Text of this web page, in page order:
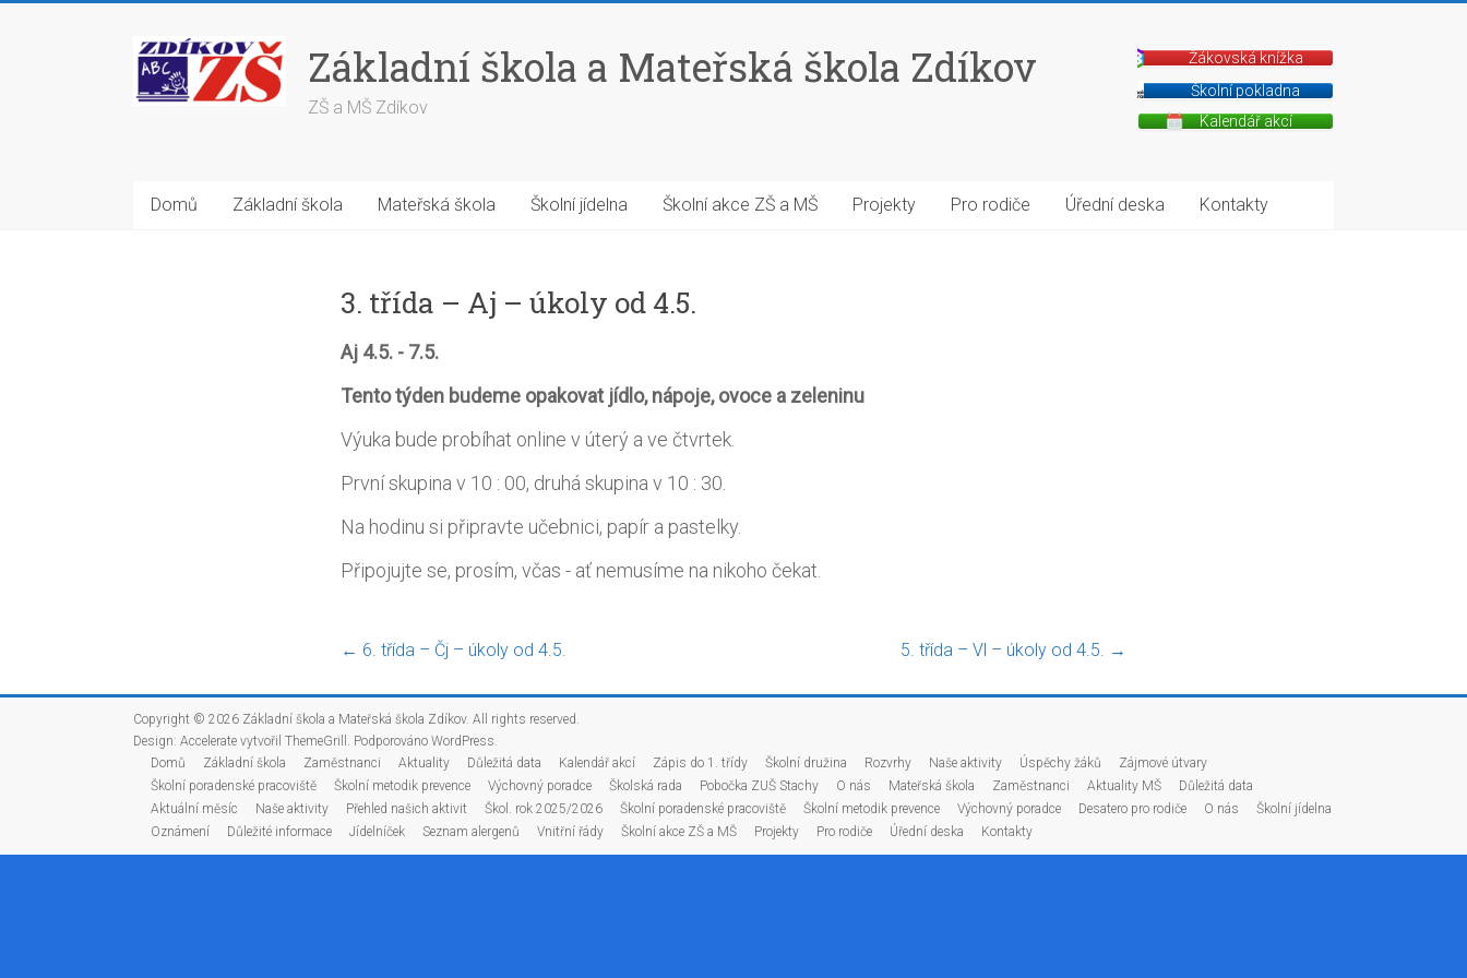
Základní škola a Mateřská škola Zdíkov
ZŠ a MŠ Zdíkov
Žákovská knížka
Školní pokladna
Kalendář akcí
Domů Základní škola Mateřská škola Školní jídelna Školní akce ZŠ a MŠ Projekty Pro rodiče Úřední deska Kontakty
3. třída – Aj – úkoly od 4.5.
Aj 4.5. - 7.5.
Tento týden budeme opakovat jídlo, nápoje, ovoce a zeleninu
Výuka bude probíhat online v úterý a ve čtvrtek.
První skupina v 10 : 00, druhá skupina v 10 : 30.
Na hodinu si připravte učebnici, papír a pastelky.
Připojujte se, prosím, včas - ať nemusíme na nikoho čekat.
← 6. třída – Čj – úkoly od 4.5. 5. třída – Vl – úkoly od 4.5. →
Copyright © 2026 Základní škola a Mateřská škola Zdíkov. All rights reserved.
Design: Accelerate vytvořil ThemeGrill. Podporováno WordPress.
Domů
Základní škola Zaměstnanci Aktuality Důležitá data Kalendář akcí Zápis do 1. třídy Školní družina Rozvrhy Naše aktivity Úspěchy žáků
Zájmové útvary
Školní poradenské pracoviště
Školní metodik prevence Výchovný poradce Školská rada Pobočka ZUŠ Stachy O nás Mateřská škola Zaměstnanci Aktuality MŠ
Důležitá data
Aktuální měsíc
Naše aktivity Přehled našich aktivit Škol. rok 2025/2026 Školní poradenské pracoviště Školní metodik prevence Výchovný poradce Desatero pro rodiče O nás
Školní jídelna
Oznámení
Důležité informace Jídelníček Seznam alergenů Vnitřní řády Školní akce ZŠ a MŠ Projekty Pro rodiče Úřední deska Kontakty